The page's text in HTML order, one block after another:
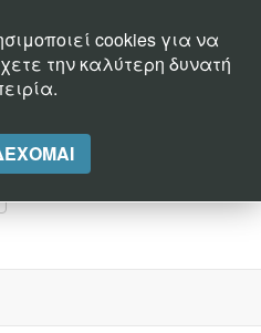
cookies για να
την καλύτερη δυνατή